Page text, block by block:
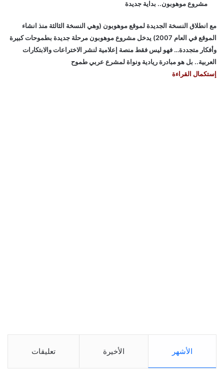
مشروع موهوبون.. بداية جديدة
مع انطلاق النسخة الجديدة لموقع موهوبون (وهي النسخة الثالثة منذ انشاء
الموقع في العام 2007) يدخل مشروع موهوبون مرحلة جديدة بطموحات كبيرة
وأفكار متجددة… فهو ليس فقط منصة إعلامية لنشر الاختراعات والابتكارات
العربية.. بل هو مبادرة ريادية ونواة لمشرع عربي طموح
إستكمال القراءة
الأشهر الأخيرة تعليقات